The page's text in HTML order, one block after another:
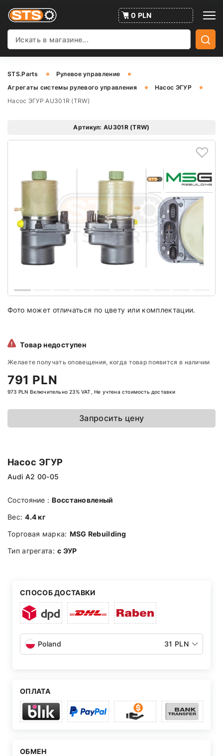
0 PLN
STS.Parts
Рулевое управление
Агрегаты системы рулевого управления
Насос ЭГУР
Насос ЭГУР AU301R (TRW)
Артикул: AU301R (TRW)
Фото может отличаться по цвету или комплектации.
Насос ЭГУР
Audi A2 00-05
Состояние : Восстановленый
Вес: 4.4 кг
Торговая марка: MSG Rebuilding
Тип агрегата: с ЭУР
791 PLN
973 PLN Включительно 23% VAT, Не учтена стоимость доставки
Товар недоступен
Желаете получать оповещения, когда товар появится в наличии
Запросить цену
СПОСОБ ДОСТАВКИ
Poland 31 PLN
ОПЛАТА
ОБМЕН